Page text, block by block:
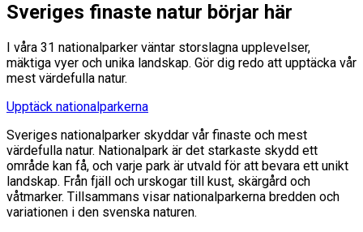
Sveriges finaste natur börjar här
I våra 31 nationalparker väntar storslagna upplevelser,
mäktiga vyer och unika landskap. Gör dig redo att upptäcka vår
mest värdefulla natur.
Upptäck nationalparkerna
Sveriges nationalparker skyddar vår finaste och mest
värdefulla natur. Nationalpark är det starkaste skydd ett
område kan få, och varje park är utvald för att bevara ett unikt
landskap. Från fjäll och urskogar till kust, skärgård och
våtmarker. Tillsammans visar nationalparkerna bredden och
variationen i den svenska naturen.